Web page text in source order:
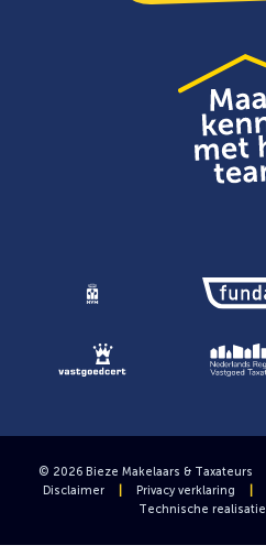
© 2026 Bieze Makelaars & Taxateurs
Disclaimer
Privacy verklaring
Technische realisatie